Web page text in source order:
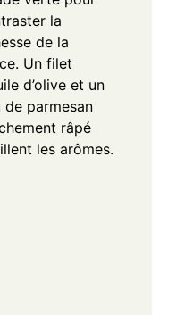
de parmesan
râpé
les arômes.